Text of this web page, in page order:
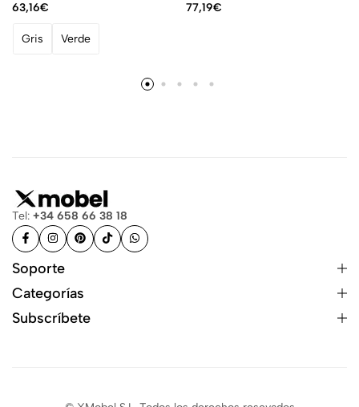
63,16€
Gris Verde
77,19€
Tel: +34 658 66 38 18
Soporte
Categorías
Subscríbete